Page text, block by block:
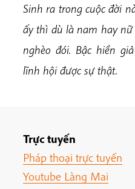
Sinh ra trong cuộc đời
ấy thì dù là nam hay
nghèo đói. Bậc hiền
lĩnh hội được sự thật.
Trực tuyến
Pháp thoại trực tuyến
Youtube Làng Mai